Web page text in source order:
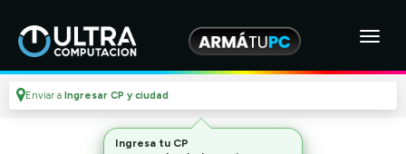
Enviar a Ingresar CP y ciudad